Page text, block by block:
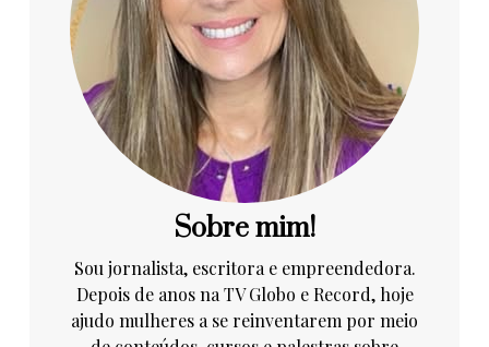
Sobre mim!
Sou jornalista, escritora e empreendedora.
Depois de anos na TV Globo e Record, hoje
ajudo mulheres a se reinventarem por meio